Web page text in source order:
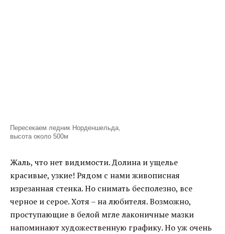
Пересекаем ледник Норденшельда,
высота около 500м
Жаль, что нет видимости. Долина и ущелье
красивые, узкие! Рядом с нами живописная
изрезанная стенка. Но снимать бесполезно, все
черное и серое. Хотя – на любителя. Возможно,
проступающие в белой мгле лаконичные мазки
напоминают художественную графику. Но уж очень